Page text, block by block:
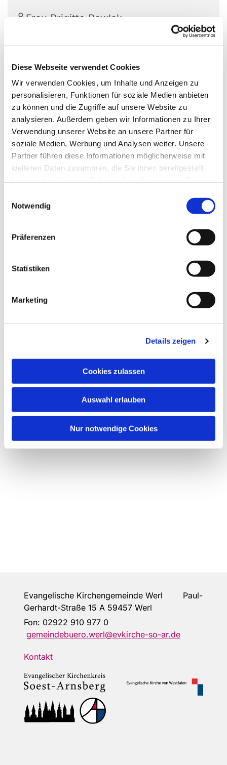
Diese Webseite verwendet Cookies
Wir verwenden Cookies, um Inhalte und Anzeigen zu
personalisieren, Funktionen für soziale Medien anbieten
zu können und die Zugriffe auf unsere Website zu
analysieren. Außerdem geben wir Informationen zu Ihrer
Verwendung unserer Website an unsere Partner für
soziale Medien, Werbung und Analysen weiter. Unsere
Partner führen diese Informationen möglicherweise mit
weiteren Daten zusammen, die Sie ihnen bereitgestellt
Notwendig
Präferenzen
Statistiken
Marketing
Details zeigen
Cookies zulassen
Auswahl erlauben
Nur notwendige Cookies
Frau Brigitte Pawlak
Dies könnte Sie auch
Evangelische Kirchengemeinde Werl Paul-
Gerhardt-Straße 15 A 59457 Werl
Fon: 02922 910 977 0
gemeindebuero.werl@evkirche-so-ar.de
Kontakt